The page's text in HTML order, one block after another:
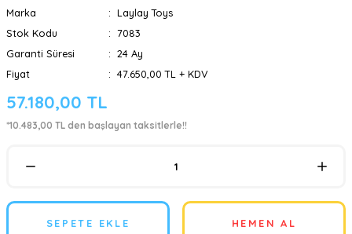
Marka
Laylay Toys
Stok Kodu
7083
Garanti Süresi
24 Ay
Fiyat
47.650,00 TL + KDV
57.180,00 TL
*10.483,00 TL den başlayan taksitlerle!!
SEPETE EKLE HEMEN AL